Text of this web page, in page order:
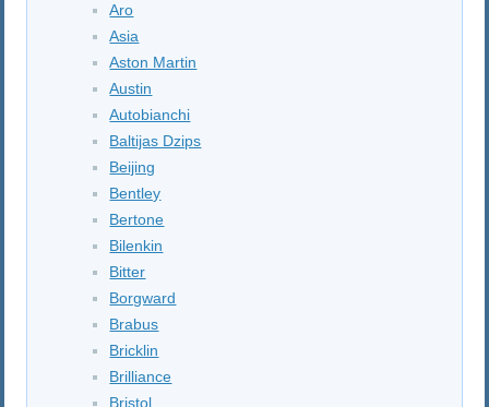
Aro
Asia
Aston Martin
Austin
Autobianchi
Baltijas Dzips
Beijing
Bentley
Bertone
Bilenkin
Bitter
Borgward
Brabus
Bricklin
Brilliance
Bristol